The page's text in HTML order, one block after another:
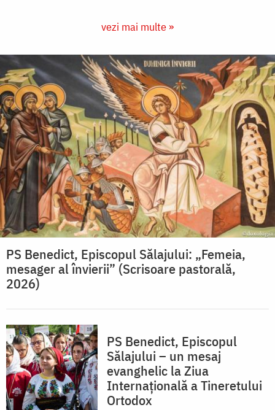
vezi mai multe »
PS Benedict, Episcopul Sălajului: „Femeia,
mesager al învierii” (Scrisoare pastorală,
2026)
PS Benedict, Episcopul
Sălajului – un mesaj
evanghelic la Ziua
Internațională a Tineretului
Ortodox